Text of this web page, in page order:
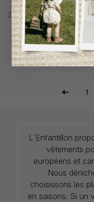
29,95$CA
1
L`Enfantillon
vêtements
européens et
Nous
choisissons les
en saisons. Si un